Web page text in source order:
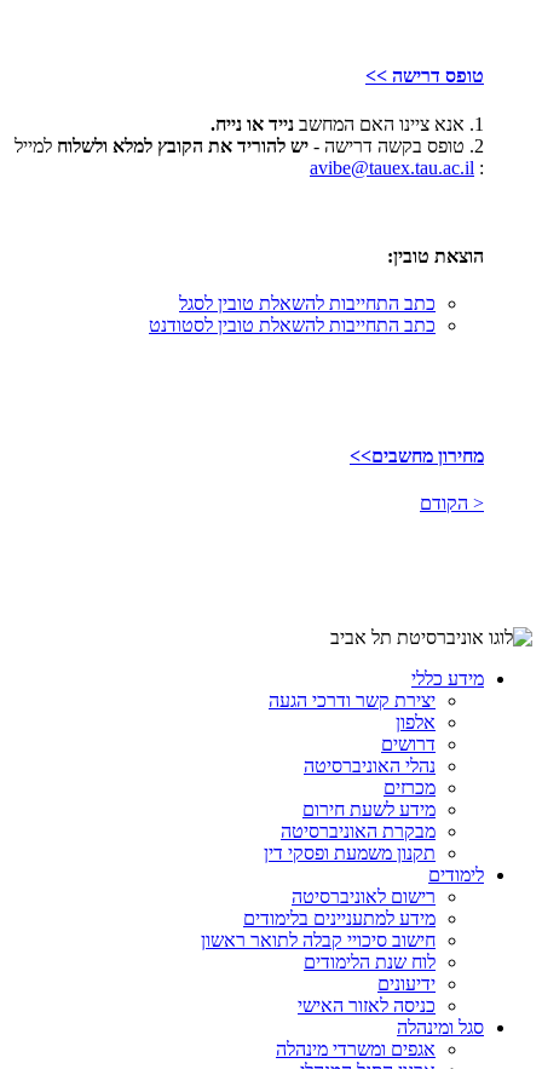
טופס דרישה >>
1. אנא ציינו האם המחשב
נייד או נייח.
2. טופס בקשה דרישה -
יש להוריד את הקובץ למלא ולשלוח למייל
:
avibe@tauex.tau.ac.il
הוצאת טובין:
כתב התחייבות להשאלת טובין לסגל
כתב התחייבות להשאלת טובין לסטודנט
מחירון מחשבים>>
< הקודם
מידע כללי
יצירת קשר ודרכי הגעה
אלפון
דרושים
נהלי האוניברסיטה
מכרזים
מידע לשעת חירום
מבקרת האוניברסיטה
תקנון משמעת ופסקי דין
לימודים
רישום לאוניברסיטה
מידע למתעניינים בלימודים
חישוב סיכויי קבלה לתואר ראשון
לוח שנת הלימודים
ידיעונים
כניסה לאזור האישי
סגל ומינהלה
אגפים ומשרדי מינהלה